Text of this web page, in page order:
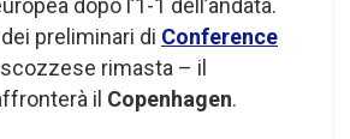
preliminari di Conference
scozzese rimasta – il
il Copenhagen.